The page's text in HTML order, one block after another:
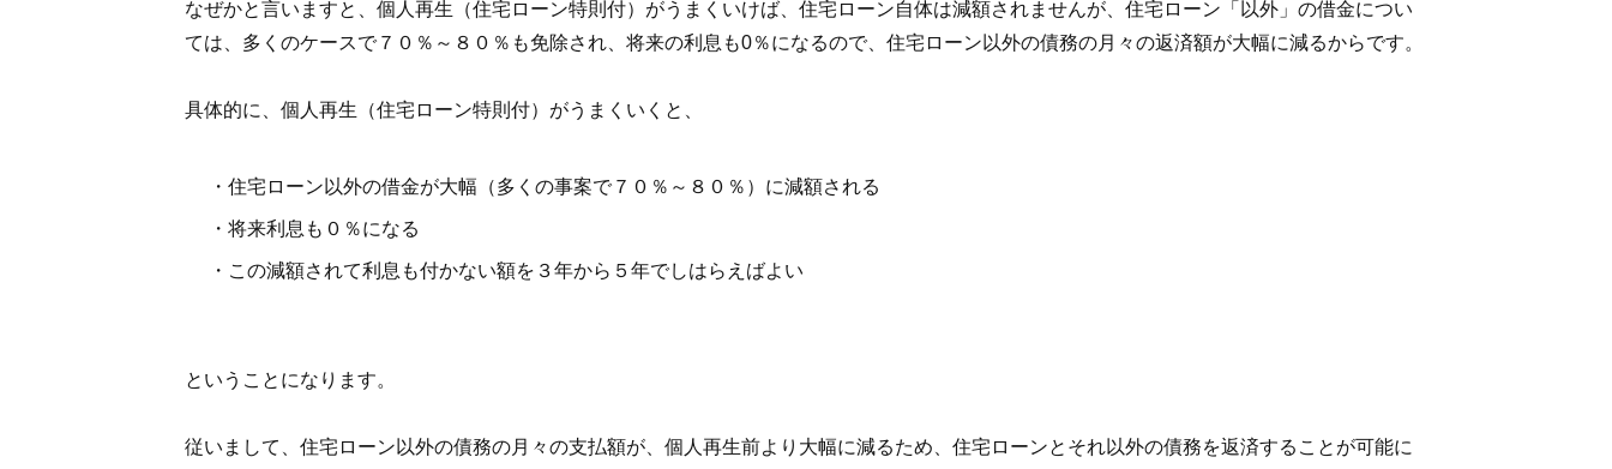
なぜかと言いますと、個人再生（住宅ローン特則付）がうまくいけば、住宅ローン自体は減額されませんが、住宅ローン「以外」の借金につい
ては、多くのケースで７０％～８０％も免除され、将来の利息も0％になるので、住宅ローン以外の債務の月々の返済額が大幅に減るからです。
具体的に、個人再生（住宅ローン特則付）がうまくいくと、
・住宅ローン以外の借金が大幅（多くの事案で７０％～８０％）に減額される
・将来利息も０％になる
・この減額されて利息も付かない額を３年から５年でしはらえばよい
ということになります。
従いまして、住宅ローン以外の債務の月々の支払額が、個人再生前より大幅に減るため、住宅ローンとそれ以外の債務を返済することが可能に